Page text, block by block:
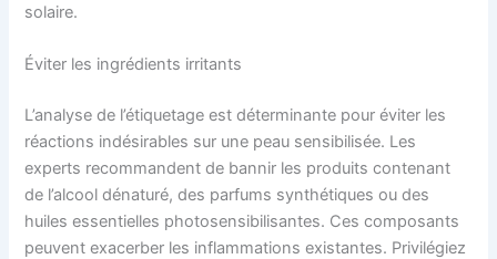
solaire.
Éviter les ingrédients irritants
L’analyse de l’étiquetage est déterminante pour éviter les
réactions indésirables sur une peau sensibilisée. Les
experts recommandent de bannir les produits contenant
de l’alcool dénaturé, des parfums synthétiques ou des
huiles essentielles photosensibilisantes. Ces composants
peuvent exacerber les inflammations existantes. Privilégiez